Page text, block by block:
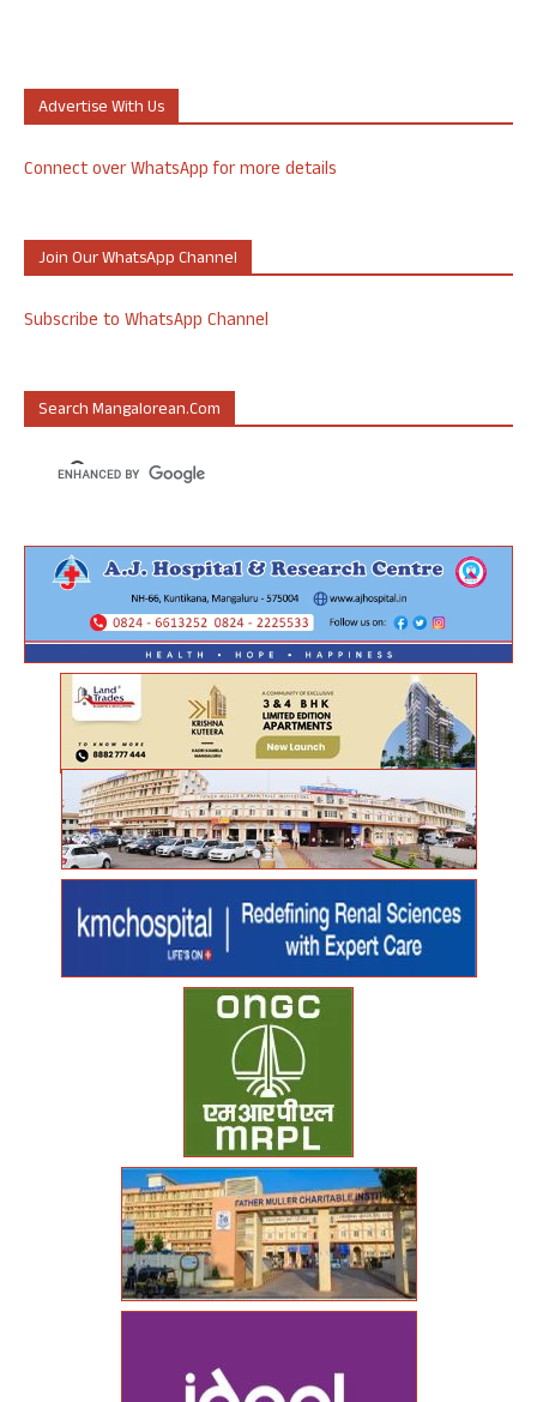
Advertise With Us
Connect over WhatsApp for more details
Join Our WhatsApp Channel
Subscribe to WhatsApp Channel
Search Mangalorean.com